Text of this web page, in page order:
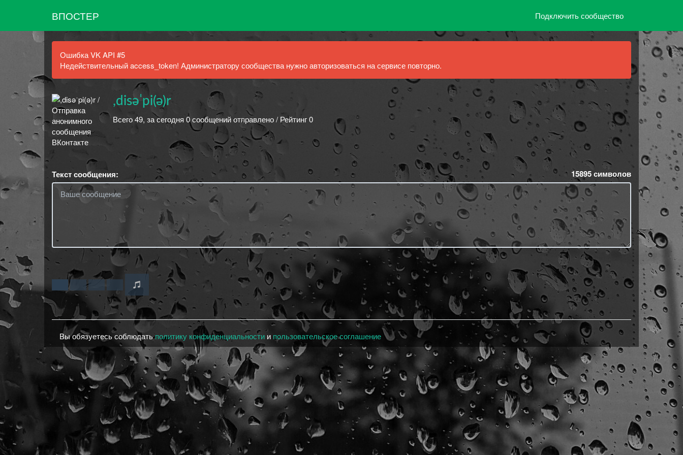
ВПОСТЕР Подключить сообщество
Ошибка VK API #5
Недействительный access_token! Администратору сообщества нужно авторизоваться на сервисе повторно.
,disəˈpi(ə)r
Всего 49, за сегодня 0 сообщений отправлено / Рейтинг 0
Текст сообщения: 15895символов
Вы обязуетесь соблюдатьполитику конфиденциальности и пользовательское соглашение